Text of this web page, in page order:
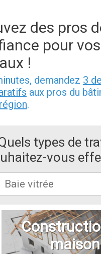
des pros
pour vos
!
demandez 3
aux pros du
.
types de
vous
maison